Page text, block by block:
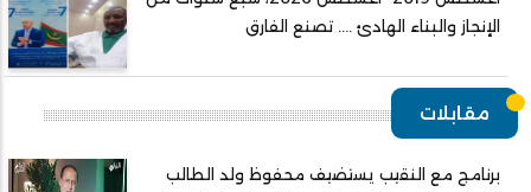
الإنجاز والبناء الهادئ .... تصنع الفارق
مقابلات
برنامج مع النقيب يستضيف محفوظ ولد الطالب